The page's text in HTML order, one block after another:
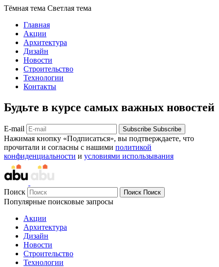
Тёмная тема Светлая тема
Главная
Акции
Архитектура
Дизайн
Новости
Строительство
Технологии
Контакты
Будьте в курсе самых важных новостей
E-mail Subscribe Subscribe
Нажимая кнопку «Подписаться», вы подтверждаете, что
прочитали и согласны с нашими политикой
конфиденциальности и условиями использывания
Поиск Поиск Поиск
Популярные поисковые запросы
Акции
Архитектура
Дизайн
Новости
Строительство
Технологии